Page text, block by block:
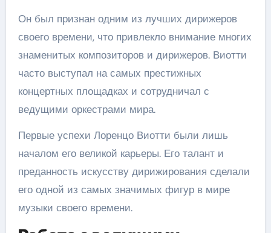
Он был признан одним из лучших дирижеров
своего времени, что привлекло внимание многих
знаменитых композиторов и дирижеров. Виотти
часто выступал на самых престижных
концертных площадках и сотрудничал с
ведущими оркестрами мира.
Первые успехи Лоренцо Виотти были лишь
началом его великой карьеры. Его талант и
преданность искусству дирижирования сделали
его одной из самых значимых фигур в мире
музыки своего времени.